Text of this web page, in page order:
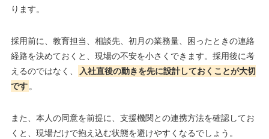
ります。
採用前に、教育担当、相談先、初月の業務量、困ったときの連絡
経路を決めておくと、現場の不安を小さくできます。採用後に考
えるのではなく、
入社直後の動きを先に設計しておくことが大切
です。
また、本人の同意を前提に、支援機関との連携方法を確認してお
くと、現場だけで抱え込む状態を避けやすくなるでしょう。